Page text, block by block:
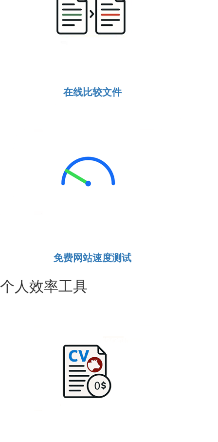
在线比较文件
免费网站速度测试
个人效率工具